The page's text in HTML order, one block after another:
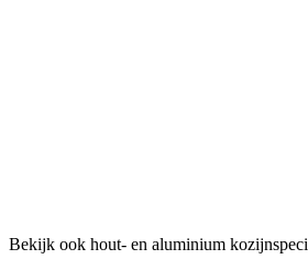
Bekijk ook hout- en aluminium